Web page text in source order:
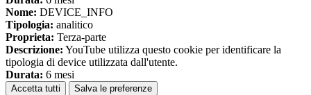
Nome: DEVICE_INFO
Tipologia: analitico
Proprieta: Terza-parte
Descrizione: YouTube utilizza questo cookie per identificare la
tipologia di device utilizzata dall'utente.
Durata: 6 mesi
Accetta tutti Salva le preferenze